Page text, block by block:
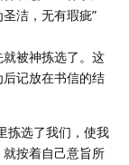
洁，无有瑕疵”
被神拣选了。这
记放在书信的结
拣选了我们，使我
按着自己意旨所